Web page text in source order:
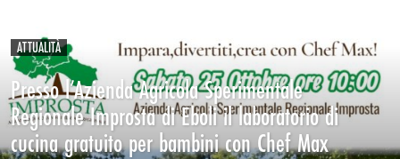
ATTUALITÀ
Presso l’Azienda Agricola Sperimentale
Regionale Improsta di Eboli il laboratorio di
cucina gratuito per bambini con Chef Max